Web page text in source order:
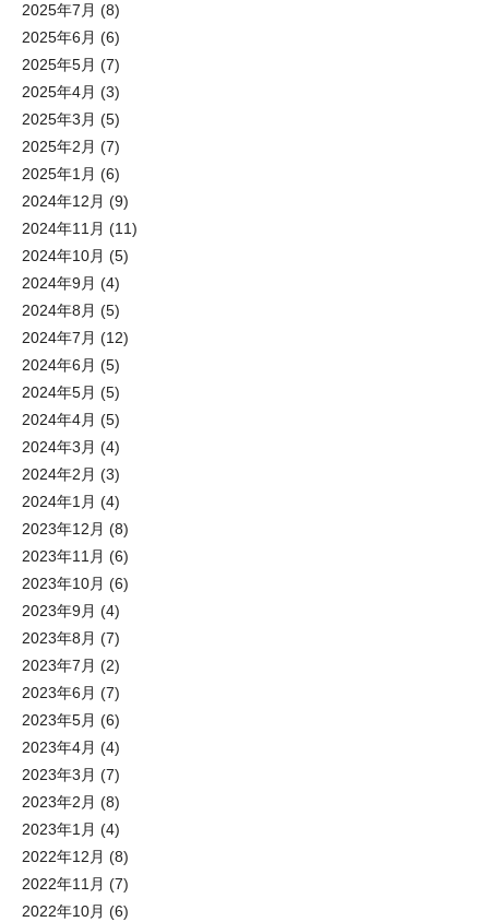
2025年7月 (8)
2025年6月 (6)
2025年5月 (7)
2025年4月 (3)
2025年3月 (5)
2025年2月 (7)
2025年1月 (6)
2024年12月 (9)
2024年11月 (11)
2024年10月 (5)
2024年9月 (4)
2024年8月 (5)
2024年7月 (12)
2024年6月 (5)
2024年5月 (5)
2024年4月 (5)
2024年3月 (4)
2024年2月 (3)
2024年1月 (4)
2023年12月 (8)
2023年11月 (6)
2023年10月 (6)
2023年9月 (4)
2023年8月 (7)
2023年7月 (2)
2023年6月 (7)
2023年5月 (6)
2023年4月 (4)
2023年3月 (7)
2023年2月 (8)
2023年1月 (4)
2022年12月 (8)
2022年11月 (7)
2022年10月 (6)